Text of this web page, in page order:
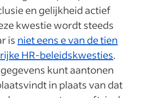
en gelijkheid actief
kwestie wordt steeds
is niet eens e van de tien
HR-beleidskwesties.
kunt aantonen
in plaats van dat